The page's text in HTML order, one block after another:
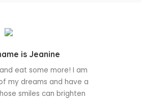
is Jeanine
eat some more! I am
my dreams and have a
smiles can brighten